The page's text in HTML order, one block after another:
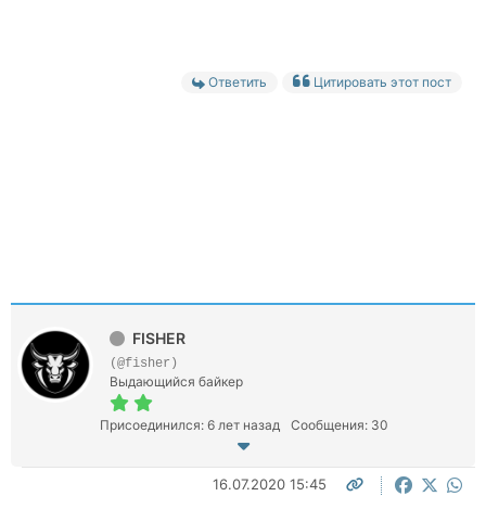
Ответить Цитировать этот пост
FISHER
(@fisher)
Выдающийся байкер
Присоединился: 6 лет назад Сообщения: 30
16.07.2020 15:45